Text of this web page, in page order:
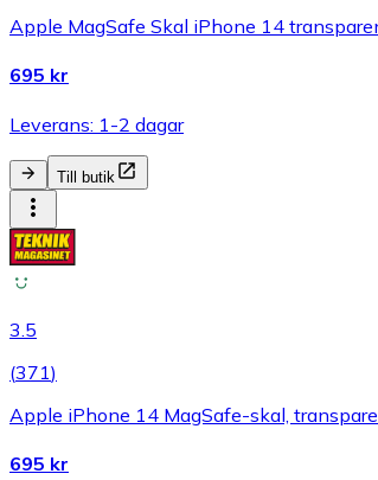
Apple MagSafe Skal iPhone 14
695 kr
Leverans: 1-2 dagar
Till butik
3.5
(371)
Apple iPhone 14 MagSafe-skal,
695 kr